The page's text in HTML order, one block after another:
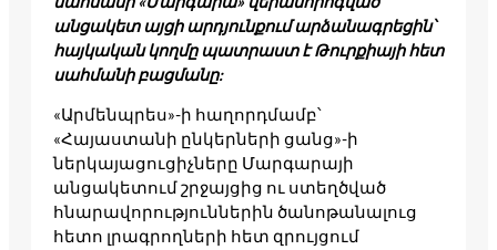
անցակետ այցի արդյունքում արձանագրեցին՝
հայկական կողմը պատրաստ է Թուրքիայի հետ
սահմանի բացմանը:
«Արմենպրես»-ի հաղորդմամբ՝
«Հայաստանի ընկերների ցանց»-ի
ներկայացուցիչները Մարգարայի
անցակետում շրջայցից ու ստեղծված
հնարավորություններին ծանոթանալուց
հետո լրագրողների հետ զրույցում